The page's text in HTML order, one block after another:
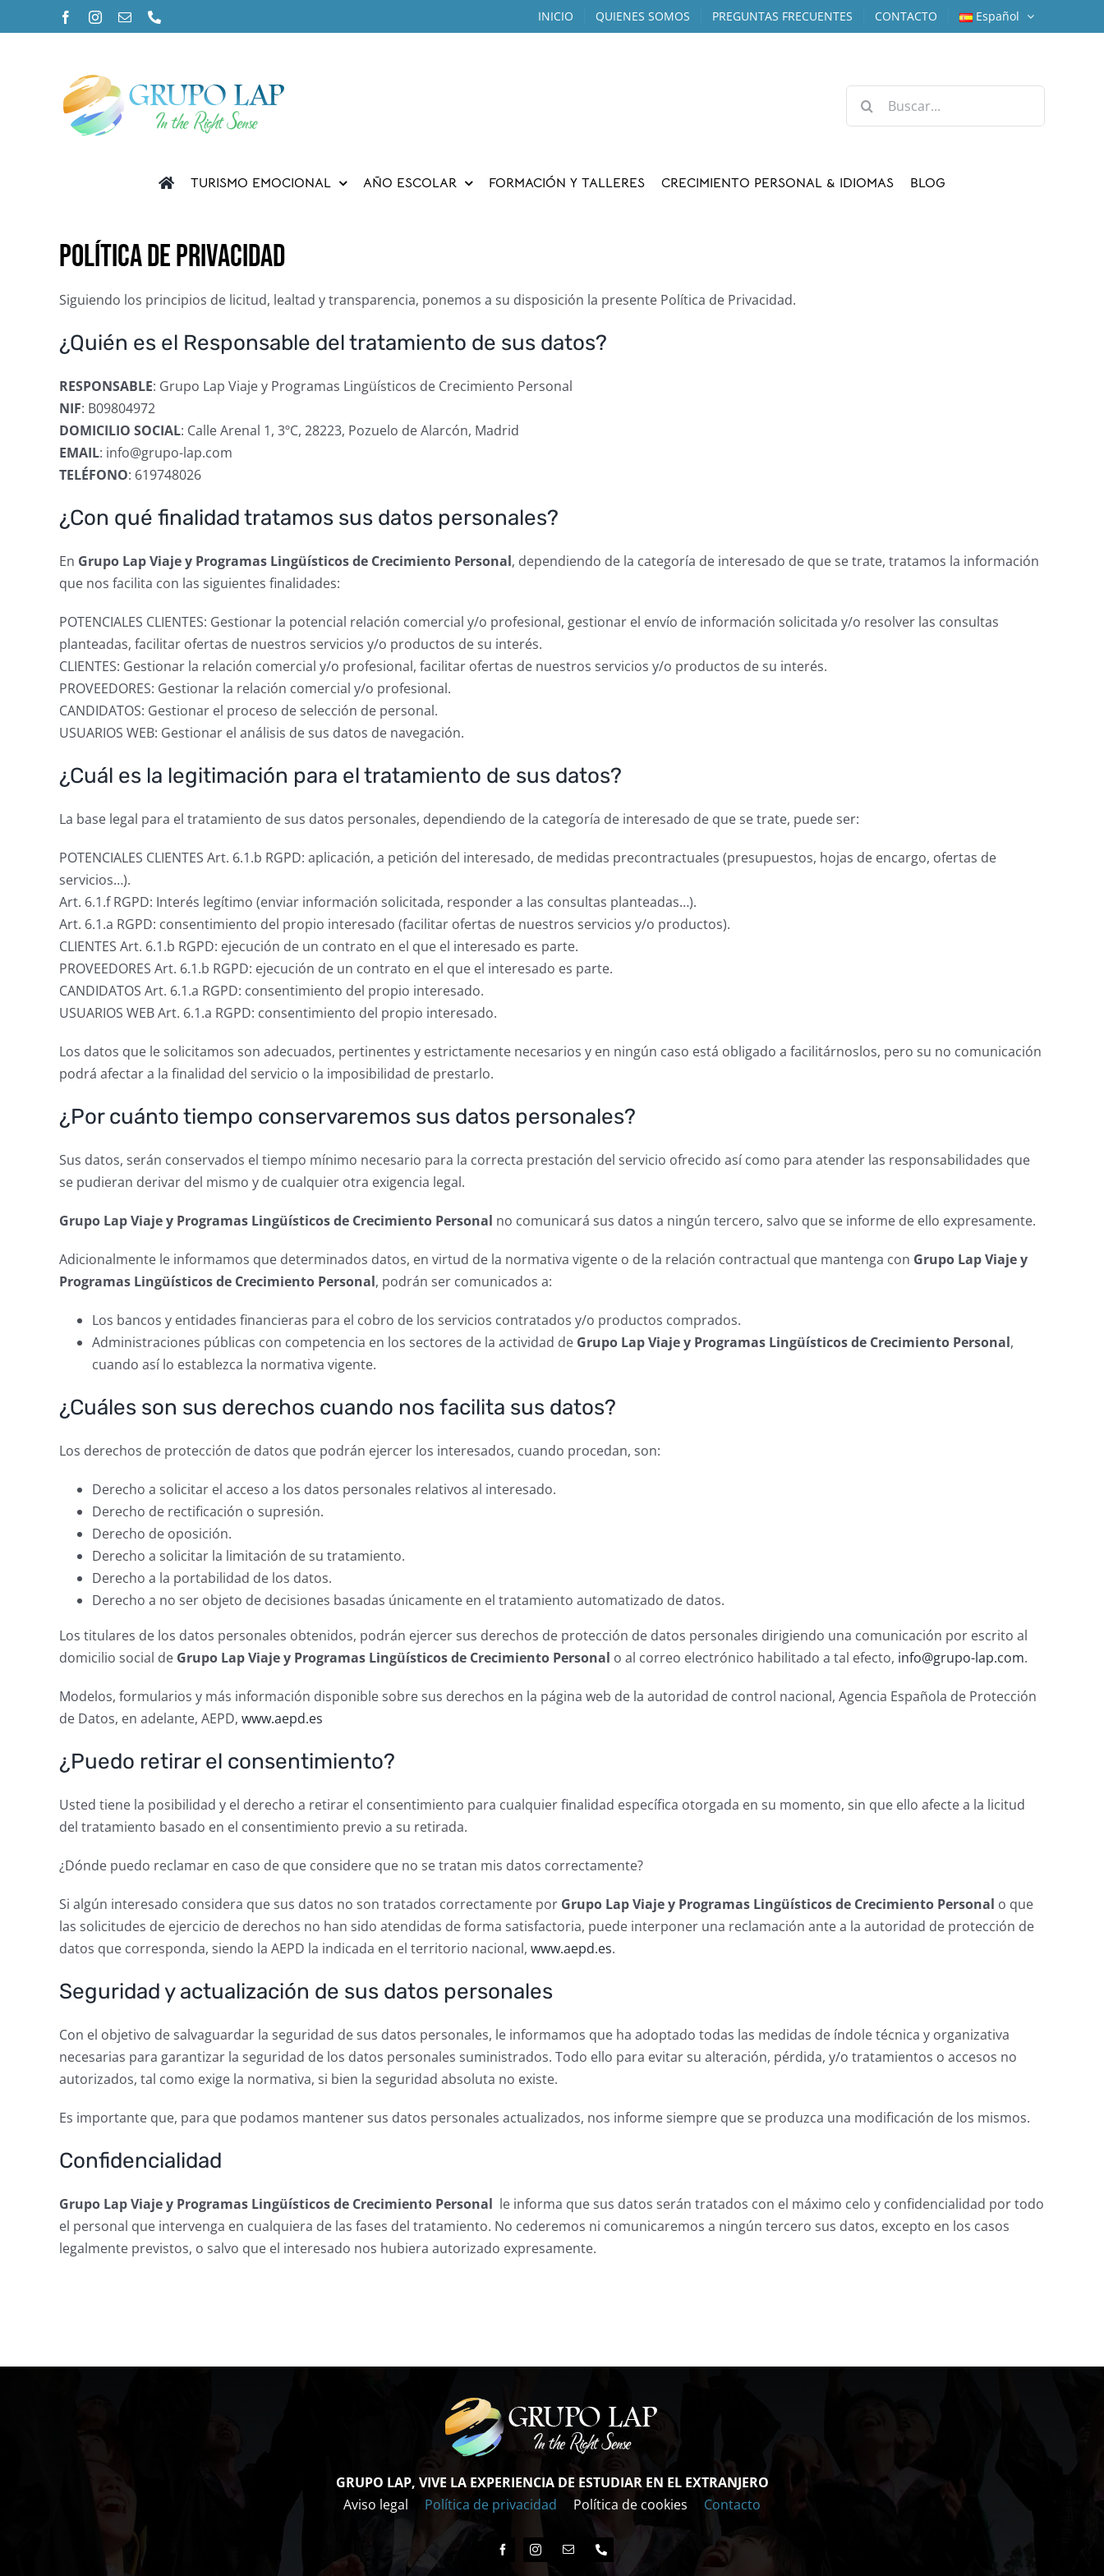
al
FacebookInstagram
Correo
INICIO QUIENES SOMOS PREGUNTAS FRECUENTES CONTACTO Español
TURISMO EMOCIONAL AÑO ESCOLAR FORMACIÓN Y TALLERES CRECIMIENTO PERSONAL & IDIOMAS BLOG
POLÍTICA DE PRIVACIDAD
Siguiendo los principios de licitud, lealtad y transparencia, ponemos a su disposición la presente Política de Privacidad.
¿Quién es el Responsable del tratamiento de sus datos?
RESPONSABLE: Grupo Lap Viaje y Programas Lingüísticos de Crecimiento Personal
NIF: B09804972
DOMICILIO SOCIAL: Calle Arenal 1, 3ºC, 28223, Pozuelo de Alarcón, Madrid
EMAIL: info@grupo-lap.com
TELÉFONO: 619748026
¿Con qué finalidad tratamos sus datos personales?
En Grupo Lap Viaje y Programas Lingüísticos de Crecimiento Personal, dependiendo de la categoría de interesado de que se trate, tratamos la información
que nos facilita con las siguientes finalidades:
POTENCIALES CLIENTES: Gestionar la potencial relación comercial y/o profesional, gestionar el envío de información solicitada y/o resolver las consultas
planteadas, facilitar ofertas de nuestros servicios y/o productos de su interés.
CLIENTES: Gestionar la relación comercial y/o profesional, facilitar ofertas de nuestros servicios y/o productos de su interés.
PROVEEDORES: Gestionar la relación comercial y/o profesional.
CANDIDATOS: Gestionar el proceso de selección de personal.
USUARIOS WEB: Gestionar el análisis de sus datos de navegación.
¿Cuál es la legitimación para el tratamiento de sus datos?
La base legal para el tratamiento de sus datos personales, dependiendo de la categoría de interesado de que se trate, puede ser:
POTENCIALES CLIENTES Art. 6.1.b RGPD: aplicación, a petición del interesado, de medidas precontractuales (presupuestos, hojas de encargo, ofertas de
servicios…).
Art. 6.1.f RGPD: Interés legítimo (enviar información solicitada, responder a las consultas planteadas…).
Art. 6.1.a RGPD: consentimiento del propio interesado (facilitar ofertas de nuestros servicios y/o productos).
CLIENTES Art. 6.1.b RGPD: ejecución de un contrato en el que el interesado es parte.
PROVEEDORES Art. 6.1.b RGPD: ejecución de un contrato en el que el interesado es parte.
CANDIDATOS Art. 6.1.a RGPD: consentimiento del propio interesado.
USUARIOS WEB Art. 6.1.a RGPD: consentimiento del propio interesado.
Los datos que le solicitamos son adecuados, pertinentes y estrictamente necesarios y en ningún caso está obligado a facilitárnoslos, pero su no comunicación
podrá afectar a la finalidad del servicio o la imposibilidad de prestarlo.
¿Por cuánto tiempo conservaremos sus datos personales?
Sus datos, serán conservados el tiempo mínimo necesario para la correcta prestación del servicio ofrecido así como para atender las responsabilidades que
se pudieran derivar del mismo y de cualquier otra exigencia legal.
Grupo Lap Viaje y Programas Lingüísticos de Crecimiento Personal no comunicará sus datos a ningún tercero, salvo que se informe de ello expresamente.
Adicionalmente le informamos que determinados datos, en virtud de la normativa vigente o de la relación contractual que mantenga con Grupo Lap Viaje y
Programas Lingüísticos de Crecimiento Personal, podrán ser comunicados a:
Los bancos y entidades financieras para el cobro de los servicios contratados y/o productos comprados.
Administraciones públicas con competencia en los sectores de la actividad deGrupo Lap Viaje y Programas Lingüísticos de Crecimiento Personal,
cuando así lo establezca la normativa vigente.
¿Cuáles son sus derechos cuando nos facilita sus datos?
Los derechos de protección de datos que podrán ejercer los interesados, cuando procedan, son:
Derecho a solicitar el acceso a los datos personales relativos al interesado.
Derecho de rectificación o supresión.
Derecho de oposición.
Derecho a solicitar la limitación de su tratamiento.
Derecho a la portabilidad de los datos.
Derecho a no ser objeto de decisiones basadas únicamente en el tratamiento automatizado de datos.
Los titulares de los datos personales obtenidos, podrán ejercer sus derechos de protección de datos personales dirigiendo una comunicación por escrito al
domicilio social de Grupo Lap Viaje y Programas Lingüísticos de Crecimiento Personal o al correo electrónico habilitado a tal efecto, info@grupo-lap.com.
Modelos, formularios y más información disponible sobre sus derechos en la página web de la autoridad de control nacional, Agencia Española de Protección
de Datos, en adelante, AEPD, www.aepd.es
¿Puedo retirar el consentimiento?
Usted tiene la posibilidad y el derecho a retirar el consentimiento para cualquier finalidad específica otorgada en su momento, sin que ello afecte a la licitud
del tratamiento basado en el consentimiento previo a su retirada.
¿Dónde puedo reclamar en caso de que considere que no se tratan mis datos correctamente?
Si algún interesado considera que sus datos no son tratados correctamente por Grupo Lap Viaje y Programas Lingüísticos de Crecimiento Personal o que
las solicitudes de ejercicio de derechos no han sido atendidas de forma satisfactoria, puede interponer una reclamación ante a la autoridad de protección de
datos que corresponda, siendo la AEPD la indicada en el territorio nacional, www.aepd.es.
Seguridad y actualización de sus datos personales
Con el objetivo de salvaguardar la seguridad de sus datos personales, le informamos que ha adoptado todas las medidas de índole técnica y organizativa
necesarias para garantizar la seguridad de los datos personales suministrados. Todo ello para evitar su alteración, pérdida, y/o tratamientos o accesos no
autorizados, tal como exige la normativa, si bien la seguridad absoluta no existe.
Es importante que, para que podamos mantener sus datos personales actualizados, nos informe siempre que se produzca una modificación de los mismos.
Confidencialidad
Grupo Lap Viaje y Programas Lingüísticos de Crecimiento Personal le informa que sus datos serán tratados con el máximo celo y confidencialidad por todo
el personal que intervenga en cualquiera de las fases del tratamiento. No cederemos ni comunicaremos a ningún tercero sus datos, excepto en los casos
legalmente previstos, o salvo que el interesado nos hubiera autorizado expresamente.
GRUPO LAP, VIVE LA EXPERIENCIA DE ESTUDIAR EN EL EXTRANJERO
Aviso legal
Política de privacidad Política de cookies Contacto